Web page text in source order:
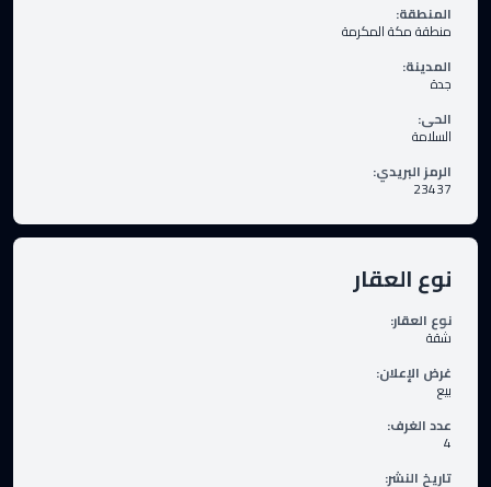
المنطقة:
منطقة مكة المكرمة
المدينة:
جدة
الحى:
السلامة
الرمز البريدي:
23437
نوع العقار
نوع العقار:
شقة
غرض الإعلان:
بيع
عدد الغرف:
4
تاريخ النشر: